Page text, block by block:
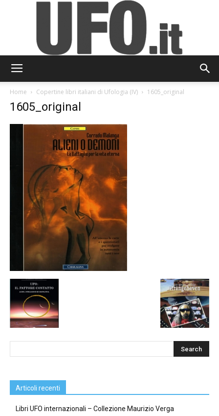
Home Copertine libri italiani di Ufologia (IV) 1605_original
1605_original
Articoli recenti
Libri UFO internazionali – Collezione Maurizio Verga